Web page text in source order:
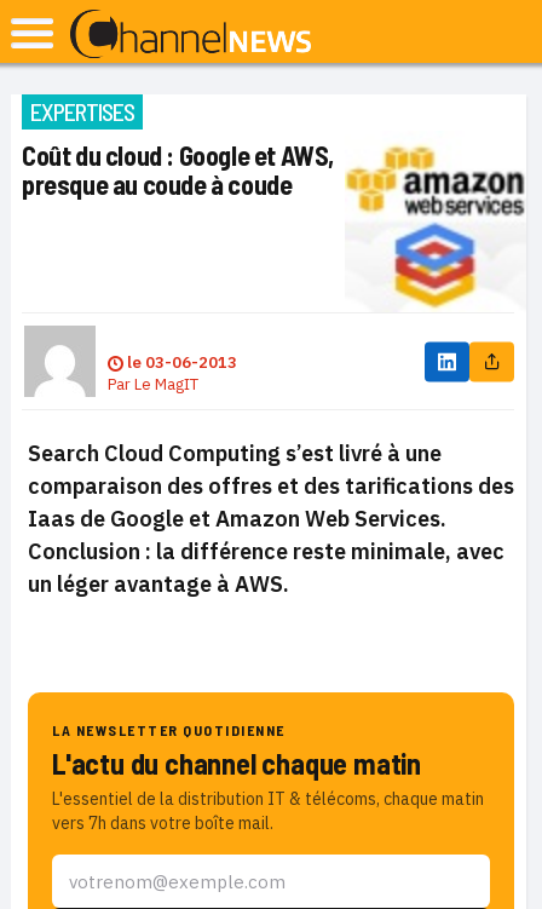
EXPERTISES
Coût du cloud : Google et AWS,
presque au coude à coude
le 03-06-2013
ParLe MagIT
Search Cloud Computing s’est livré à une
comparaison des offres et des tarifications des
Iaas de Google et Amazon Web Services.
Conclusion : la différence reste minimale, avec
un léger avantage à AWS.
LA NEWSLETTER QUOTIDIENNE
L'actu du channel chaque matin
L'essentiel de la distribution IT & télécoms, chaque matin
vers 7h dans votre boîte mail.